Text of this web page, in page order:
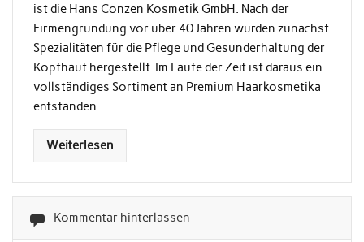
ist die Hans Conzen Kosmetik GmbH. Nach der
Firmengründung vor über 40 Jahren wurden zunächst
Spezialitäten für die Pflege und Gesunderhaltung der
Kopfhaut hergestellt. Im Laufe der Zeit ist daraus ein
vollständiges Sortiment an Premium Haarkosmetika
entstanden.
Weiterlesen
Kommentar hinterlassen